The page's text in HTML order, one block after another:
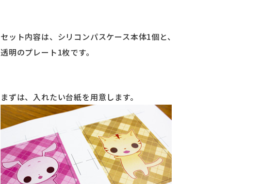
セット内容は、シリコンパスケース本体1個と、
透明のプレート1枚です。
まずは、入れたい台紙を用意します。